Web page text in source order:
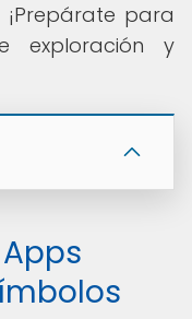
¡Prepárate para
exploración y